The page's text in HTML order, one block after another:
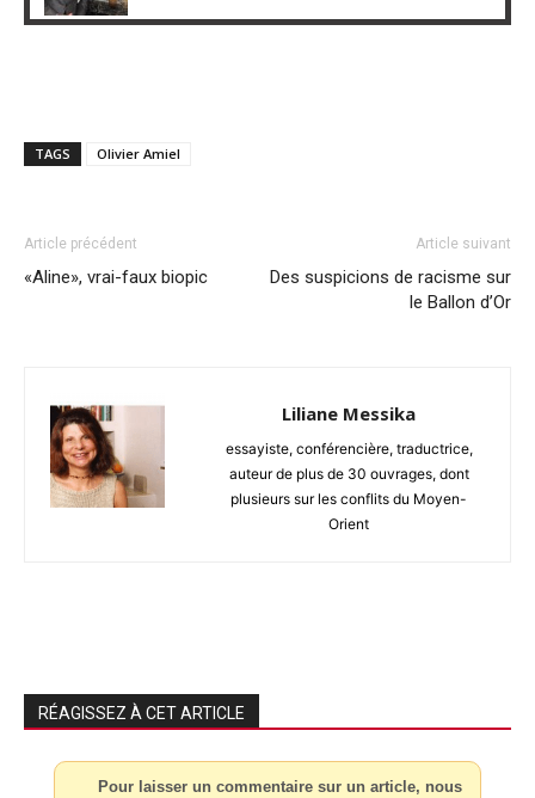
TAGS Olivier Amiel
Article précédent
«Aline», vrai-faux biopic
Article suivant
Des suspicions de racisme sur
le Ballon d’Or
Liliane Messika
essayiste, conférencière, traductrice,
auteur de plus de 30 ouvrages, dont
plusieurs sur les conflits du Moyen-
Orient
RÉAGISSEZ À CET ARTICLE
Pour laisser un commentaire sur un article, nous